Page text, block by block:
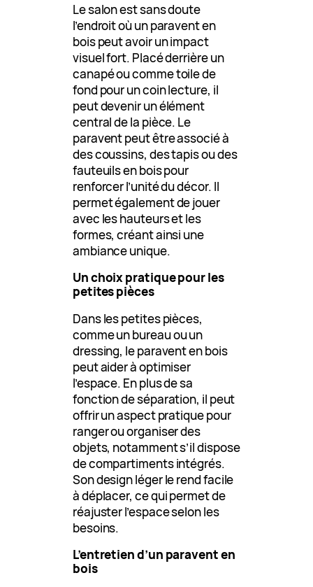
Le salon est sans doute
l’endroit où un paravent en
bois peut avoir un impact
visuel fort. Placé derrière un
canapé ou comme toile de
fond pour un coin lecture, il
peut devenir un élément
central de la pièce. Le
paravent peut être associé à
des coussins, des tapis ou des
fauteuils en bois pour
renforcer l’unité du décor. Il
permet également de jouer
avec les hauteurs et les
formes, créant ainsi une
ambiance unique.
Un choix pratique pour les
petites pièces
Dans les petites pièces,
comme un bureau ou un
dressing, le paravent en bois
peut aider à optimiser
l’espace. En plus de sa
fonction de séparation, il peut
offrir un aspect pratique pour
ranger ou organiser des
objets, notamment s’il dispose
de compartiments intégrés.
Son design léger le rend facile
à déplacer, ce qui permet de
réajuster l’espace selon les
besoins.
L’entretien d’un paravent en
bois